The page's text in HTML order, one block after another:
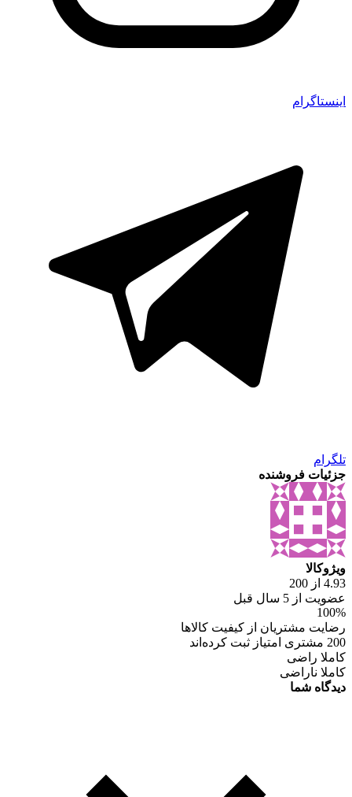
اینستاگرام
تلگرام
جزئیات فروشنده
ویژوکالا
4.93 از 200
عضویت از 5 سال قبل
100%
رضایت مشتریان از کیفیت کالاها
200 مشتری امتیاز ثبت کرده‌اند
کاملا راضی
کاملا ناراضی
دیدگاه شما